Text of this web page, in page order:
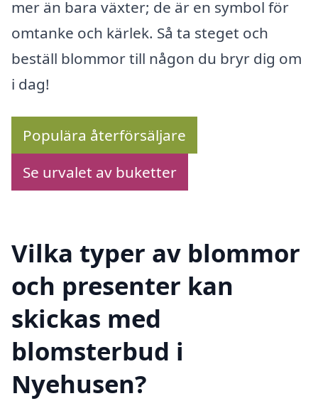
mer än bara växter; de är en symbol för
omtanke och kärlek. Så ta steget och
beställ blommor till någon du bryr dig om
i dag!
Populära återförsäljare
Se urvalet av buketter
Vilka typer av blommor
och presenter kan
skickas med
blomsterbud i
Nyehusen?